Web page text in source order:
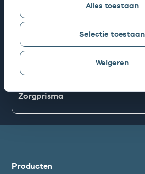
Alles toestaan
Selectie toestaan
Weigeren
Mijn Vektis
AGB aanvragen
Zorgprisma
Producten